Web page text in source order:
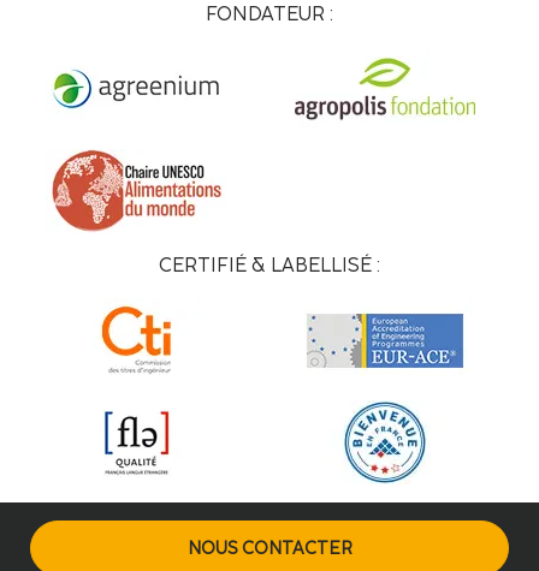
FONDATEUR :
CERTIFIÉ & LABELLISÉ :
NOUS CONTACTER